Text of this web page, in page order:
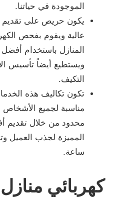
الموجودة في حياتنا.
يكون حريص على تقديم
عالية ويقوم بفحص
المنازل باستخدام
ويستطيع أيضاً تأسيس
التكيف.
تكون تكاليف هذه
مناسبة لجميع
محدود من خلال تقديم
ساعة.
كهربائي منازل